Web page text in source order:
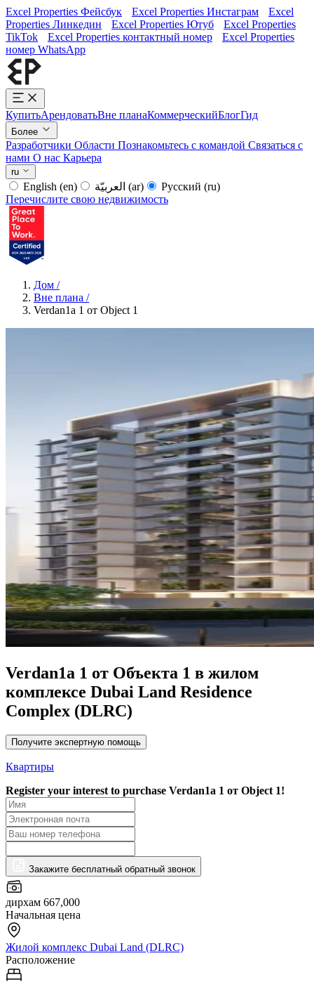
Excel Properties Фейсбук Excel Properties Инстаграм
Excel
Properties Линкедин
Excel Properties Ютуб
Excel Properties
TikTok
Excel Properties контактный номер
Excel Properties
номер WhatsApp
КупитьАрендоватьВне планаКоммерческийБлогГид
Более
Разработчики Области Познакомьтесь с командой Связаться с
нами О нас Карьера
ru
English (en) (ar) Русский (ru)
Перечислите свою недвижимость
Дом /
Вне плана /
Verdan1a 1 от Object 1
Verdan1a 1 от Объекта 1 в жилом
комплексе Dubai Land Residence
Complex (DLRC)
Получите экспертную помощь
Квартиры
Register your interest to purchase Verdan1a 1 от Object 1!
Закажите бесплатный обратный звонок
дирхам 667,000
Начальная цена
Жилой комплекс Dubai Land (DLRC)
Расположение